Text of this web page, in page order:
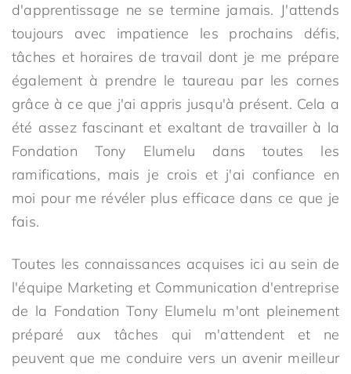
d'apprentissage ne se termine jamais. J'attends
toujours avec impatience les prochains défis,
tâches et horaires de travail dont je me prépare
également à prendre le taureau par les cornes
grâce à ce que j'ai appris jusqu'à présent. Cela a
été assez fascinant et exaltant de travailler à la
Fondation Tony Elumelu dans toutes les
ramifications, mais je crois et j'ai confiance en
moi pour me révéler plus efficace dans ce que je
fais.
Toutes les connaissances acquises ici au sein de
l'équipe Marketing et Communication d'entreprise
de la Fondation Tony Elumelu m'ont pleinement
préparé aux tâches qui m'attendent et ne
peuvent que me conduire vers un avenir meilleur